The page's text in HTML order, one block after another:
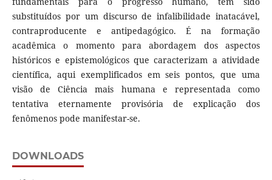
substituídos por um discurso de infalibilidade inatacável,
contraproducente e antipedagógico. É na formação
acadêmica o momento para abordagem dos aspectos
históricos e epistemológicos que caracterizam a atividade
científica, aqui exemplificados em seis pontos, que uma
visão de Ciência mais humana e representada como
tentativa eternamente provisória de explicação dos
fenômenos pode manifestar-se.
DOWNLOADS